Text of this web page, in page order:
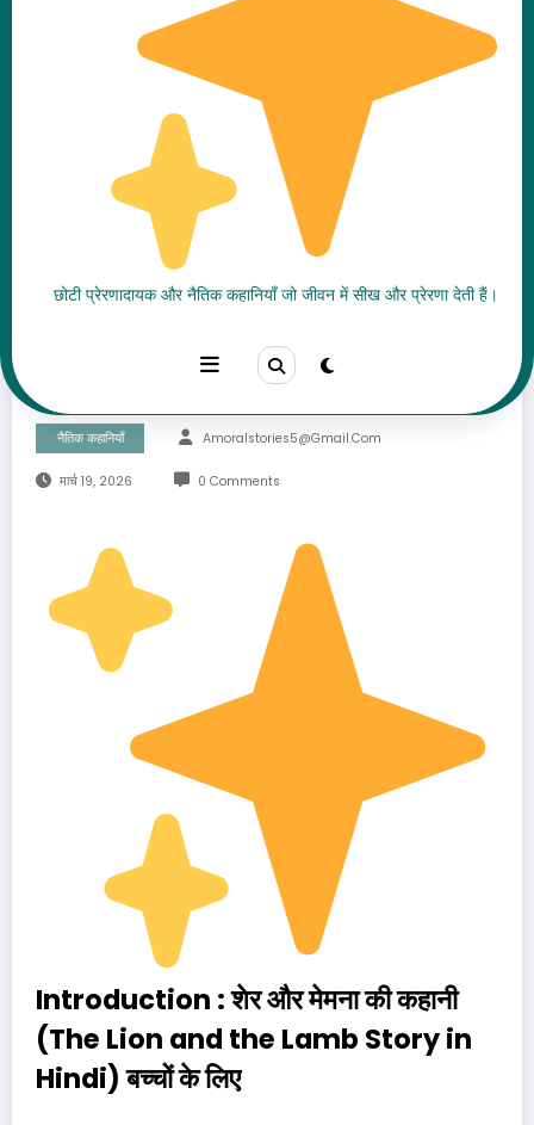
छोटी प्रेरणादायक और नैतिक कहानियाँ जो जीवन में सीख और प्रेरणा देती हैं।
शेर और मेमना की कहानी बच्चों के
लिए | दिल छू लेने वाली प्रेरणादायक
Moral Story
नैतिक कहानियाँ Amoralstories5@gmail.com
मार्च 19, 2026 0 Comments
Introduction : शेर और मेमना की कहानी
(The Lion and the Lamb Story in
Hindi)बच्चों के लिए